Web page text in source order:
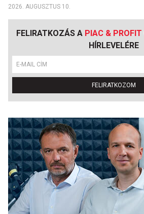
2026. AUGUSZTUS 10.
FELIRATKOZÁS A PIAC & PROFIT
HÍRLEVELÉRE
FELIRATKOZOM